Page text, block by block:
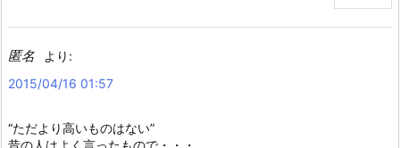
匿名
より:
2015/04/16 01:57
“ただより高いものはない”
昔の人はよく言ったもので・・・